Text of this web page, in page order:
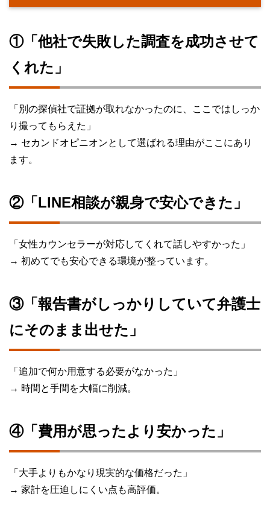
①「他社で失敗した調査を成功させて
くれた」
「別の探偵社で証拠が取れなかったのに、ここではしっか
り撮ってもらえた」
→ セカンドオピニオンとして選ばれる理由がここにあり
ます。
②「LINE相談が親身で安心できた」
「女性カウンセラーが対応してくれて話しやすかった」
→ 初めてでも安心できる環境が整っています。
③「報告書がしっかりしていて弁護士
にそのまま出せた」
「追加で何か用意する必要がなかった」
→ 時間と手間を大幅に削減。
④「費用が思ったより安かった」
「大手よりもかなり現実的な価格だった」
→ 家計を圧迫しにくい点も高評価。